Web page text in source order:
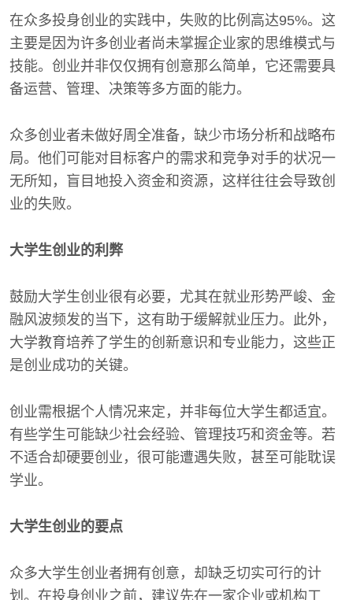
在众多投身创业的实践中，失败的比例高达95%。这
主要是因为许多创业者尚未掌握企业家的思维模式与
技能。创业并非仅仅拥有创意那么简单，它还需要具
备运营、管理、决策等多方面的能力。
众多创业者未做好周全准备，缺少市场分析和战略布
局。他们可能对目标客户的需求和竞争对手的状况一
无所知，盲目地投入资金和资源，这样往往会导致创
业的失败。
大学生创业的利弊
鼓励大学生创业很有必要，尤其在就业形势严峻、金
融风波频发的当下，这有助于缓解就业压力。此外，
大学教育培养了学生的创新意识和专业能力，这些正
是创业成功的关键。
创业需根据个人情况来定，并非每位大学生都适宜。
有些学生可能缺少社会经验、管理技巧和资金等。若
不适合却硬要创业，很可能遭遇失败，甚至可能耽误
学业。
大学生创业的要点
众多大学生创业者拥有创意，却缺乏切实可行的计
划。在投身创业之前，建议先在一家企业或机构工